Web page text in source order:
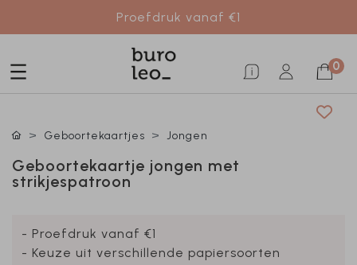
Proefdruk vanaf €1
0
Geboortekaartjes Jongen
Geboortekaartje jongen met
strikjespatroon
- Proefdruk vanaf €1
- Keuze uit verschillende papiersoorten